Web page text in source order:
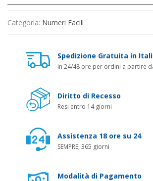
Categoria: Numeri Facili
Spedizione Gratuita in
in 24/48 ore per ordini a partire
Diritto di Recesso
Resi entro 14 giorni
Assistenza 18 ore su 24
SEMPRE, 365 giorni
Modalità di Pagamento